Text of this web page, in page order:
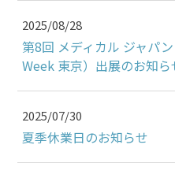
2025/08/28
第8回 メディカル ジャパ
Week 東京）出展のお知ら
2025/07/30
夏季休業日のお知らせ